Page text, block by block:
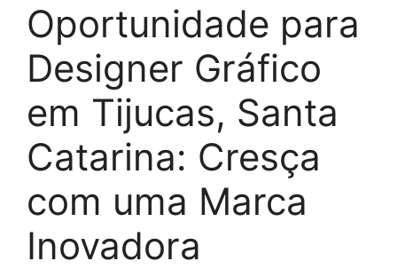
Oportunidade para
Designer Gráfico
em Tijucas, Santa
Catarina: Cresça
com uma Marca
Inovadora